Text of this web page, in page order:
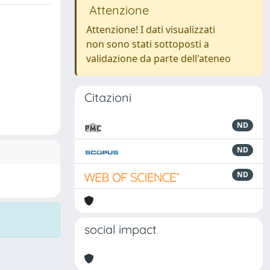
Attenzione
Attenzione! I dati visualizzati
non sono stati sottoposti a
validazione da parte dell'ateneo
Citazioni
ND
ND
ND
social impact